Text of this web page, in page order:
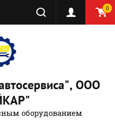
0
ООО
оборудованием